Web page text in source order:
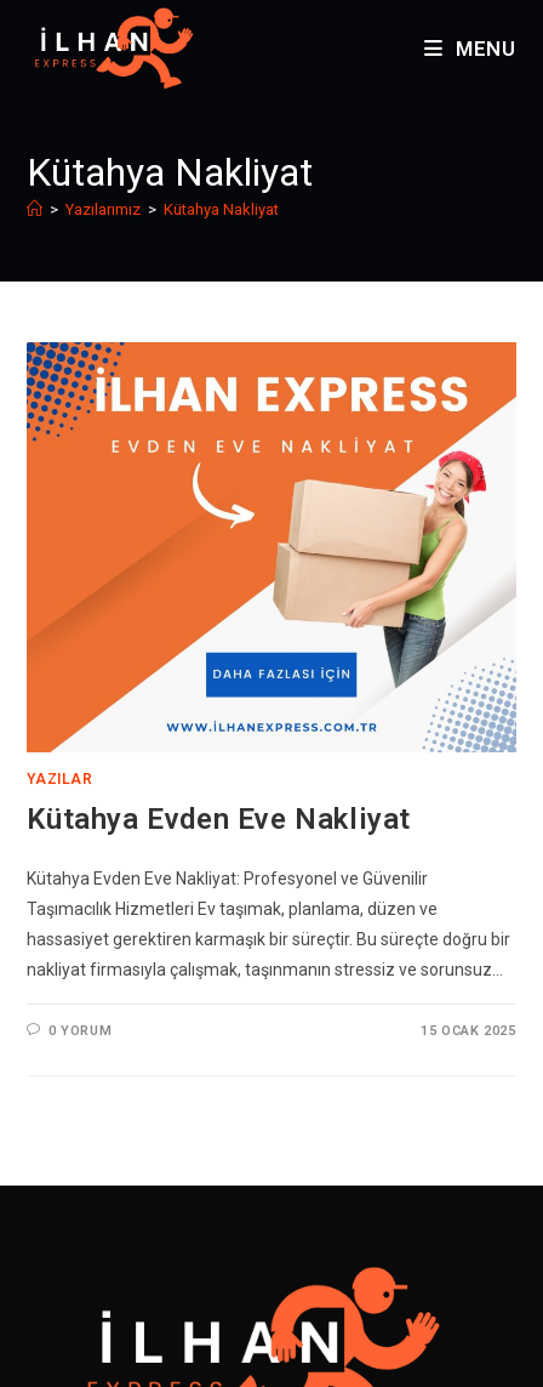
MENU
Kütahya Nakliyat
> Yazılarımız > Kütahya Nakliyat
YAZILAR
Kütahya Evden Eve Nakliyat
Kütahya Evden Eve Nakliyat: Profesyonel ve Güvenilir
Taşımacılık Hizmetleri Ev taşımak, planlama, düzen ve
hassasiyet gerektiren karmaşık bir süreçtir. Bu süreçte doğru bir
nakliyat firmasıyla çalışmak, taşınmanın stressiz ve sorunsuz…
0 YORUM 15 OCAK 2025